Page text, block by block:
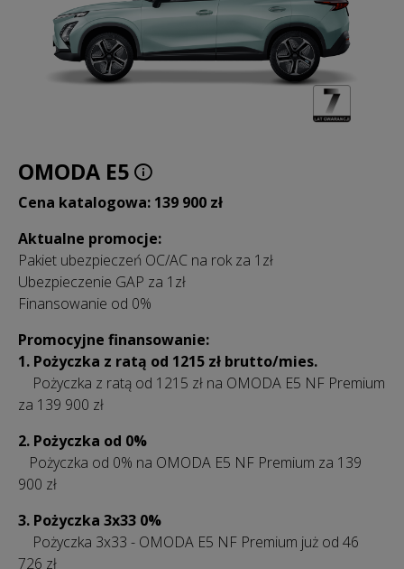
OMODA E5
Cena katalogowa: 139 900 zł
Aktualne promocje:
Pakiet ubezpieczeń OC/AC na rok za 1zł
Ubezpieczenie GAP za 1zł
Finansowanie od 0%
Promocyjne finansowanie:
1. Pożyczka z ratą od 1215 zł brutto/mies.
Pożyczka z ratą od 1215 zł na OMODA E5 NF Premium
za 139 900 zł
2. Pożyczka od 0%
Pożyczka od 0% na OMODA E5 NF Premium za 139
900 zł
3. Pożyczka 3x33 0%
Pożyczka 3x33 - OMODA E5 NF Premium już od 46
726 zł